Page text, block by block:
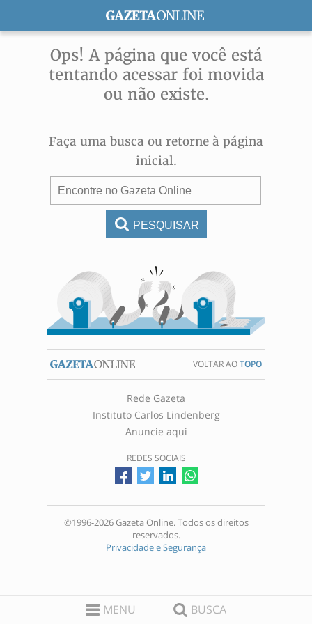
MENU BUSCA
Ops! A página que você está
tentando acessar foi movida
ou não existe.
Faça uma busca ou retorne à página
inicial.
PESQUISAR
VOLTAR AOTOPO
Rede Gazeta
Instituto Carlos Lindenberg
Anuncie aqui
REDES SOCIAIS
©1996-2026 Gazeta Online. Todos os direitos
reservados.
Privacidade e Segurança